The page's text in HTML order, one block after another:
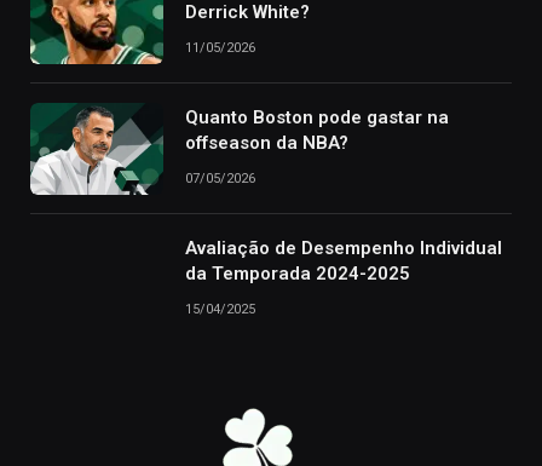
Derrick White?
11/05/2026
Quanto Boston pode gastar na
offseason da NBA?
07/05/2026
Avaliação de Desempenho Individual
da Temporada 2024-2025
15/04/2025